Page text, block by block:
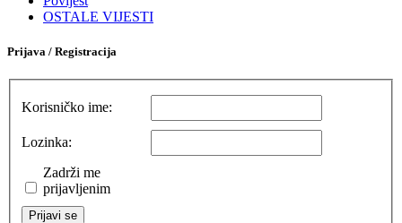
OSTALE VIJESTI
Prijava / Registracija
Korisničko ime:
Lozinka:
Zadrži me
prijavljenim
Prijavi se